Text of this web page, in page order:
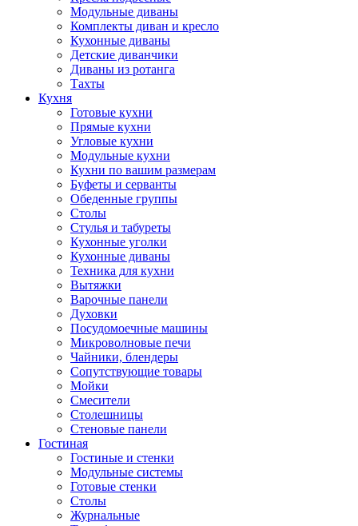
Модульные диваны
Комплекты диван и кресло
Кухонные диваны
Детские диванчики
Диваны из ротанга
Тахты
Кухня
Готовые кухни
Прямые кухни
Угловые кухни
Модульные кухни
Кухни по вашим размерам
Буфеты и серванты
Обеденные группы
Столы
Стулья и табуреты
Кухонные уголки
Кухонные диваны
Техника для кухни
Вытяжки
Варочные панели
Духовки
Посудомоечные машины
Микроволновые печи
Чайники, блендеры
Сопутствующие товары
Мойки
Смесители
Столешницы
Стеновые панели
Гостиная
Гостиные и стенки
Модульные системы
Готовые стенки
Столы
Журнальные